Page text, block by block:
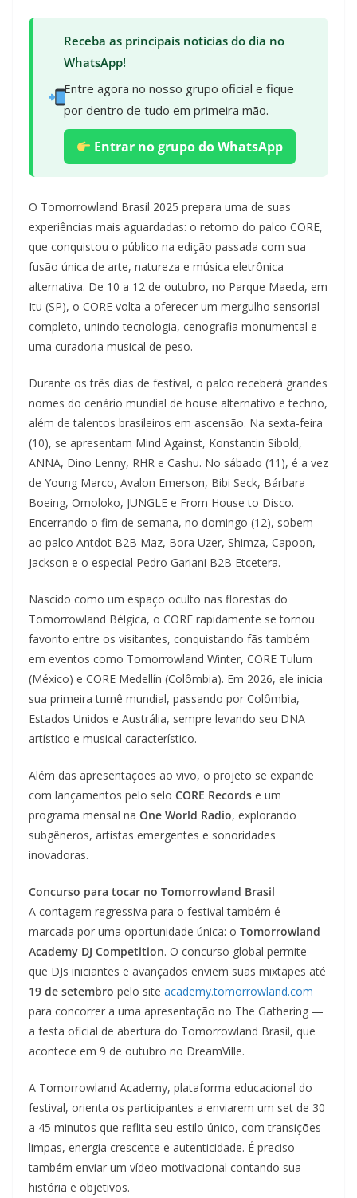
Receba as principais notícias do dia no
WhatsApp!
Entre agora no nosso grupo oficial e fique
por dentro de tudo em primeira mão.
Entrar no grupo do WhatsApp
O Tomorrowland Brasil 2025 prepara uma de suas
experiências mais aguardadas: o retorno do palco CORE,
que conquistou o público na edição passada com sua
fusão única de arte, natureza e música eletrônica
alternativa. De 10 a 12 de outubro, no Parque Maeda, em
Itu (SP), o CORE volta a oferecer um mergulho sensorial
completo, unindo tecnologia, cenografia monumental e
uma curadoria musical de peso.
Durante os três dias de festival, o palco receberá grandes
nomes do cenário mundial de house alternativo e techno,
além de talentos brasileiros em ascensão. Na sexta-feira
(10), se apresentam Mind Against, Konstantin Sibold,
ANNA, Dino Lenny, RHR e Cashu. No sábado (11), é a vez
de Young Marco, Avalon Emerson, Bibi Seck, Bárbara
Boeing, Omoloko, JUNGLE e From House to Disco.
Encerrando o fim de semana, no domingo (12), sobem
ao palco Antdot B2B Maz, Bora Uzer, Shimza, Capoon,
Jackson e o especial Pedro Gariani B2B Etcetera.
Nascido como um espaço oculto nas florestas do
Tomorrowland Bélgica, o CORE rapidamente se tornou
favorito entre os visitantes, conquistando fãs também
em eventos como Tomorrowland Winter, CORE Tulum
(México) e CORE Medellín (Colômbia). Em 2026, ele inicia
sua primeira turnê mundial, passando por Colômbia,
Estados Unidos e Austrália, sempre levando seu DNA
artístico e musical característico.
Além das apresentações ao vivo, o projeto se expande
com lançamentos pelo selo CORE Records e um
programa mensal na One World Radio, explorando
subgêneros, artistas emergentes e sonoridades
inovadoras.
Concurso para tocar no Tomorrowland Brasil
A contagem regressiva para o festival também é
marcada por uma oportunidade única: o Tomorrowland
Academy DJ Competition. O concurso global permite
que DJs iniciantes e avançados enviem suas mixtapes até
19 de setembro pelo site academy.tomorrowland.com
para concorrer a uma apresentação no The Gathering —
a festa oficial de abertura do Tomorrowland Brasil, que
acontece em 9 de outubro no DreamVille.
A Tomorrowland Academy, plataforma educacional do
festival, orienta os participantes a enviarem um set de 30
a 45 minutos que reflita seu estilo único, com transições
limpas, energia crescente e autenticidade. É preciso
também enviar um vídeo motivacional contando sua
história e objetivos.